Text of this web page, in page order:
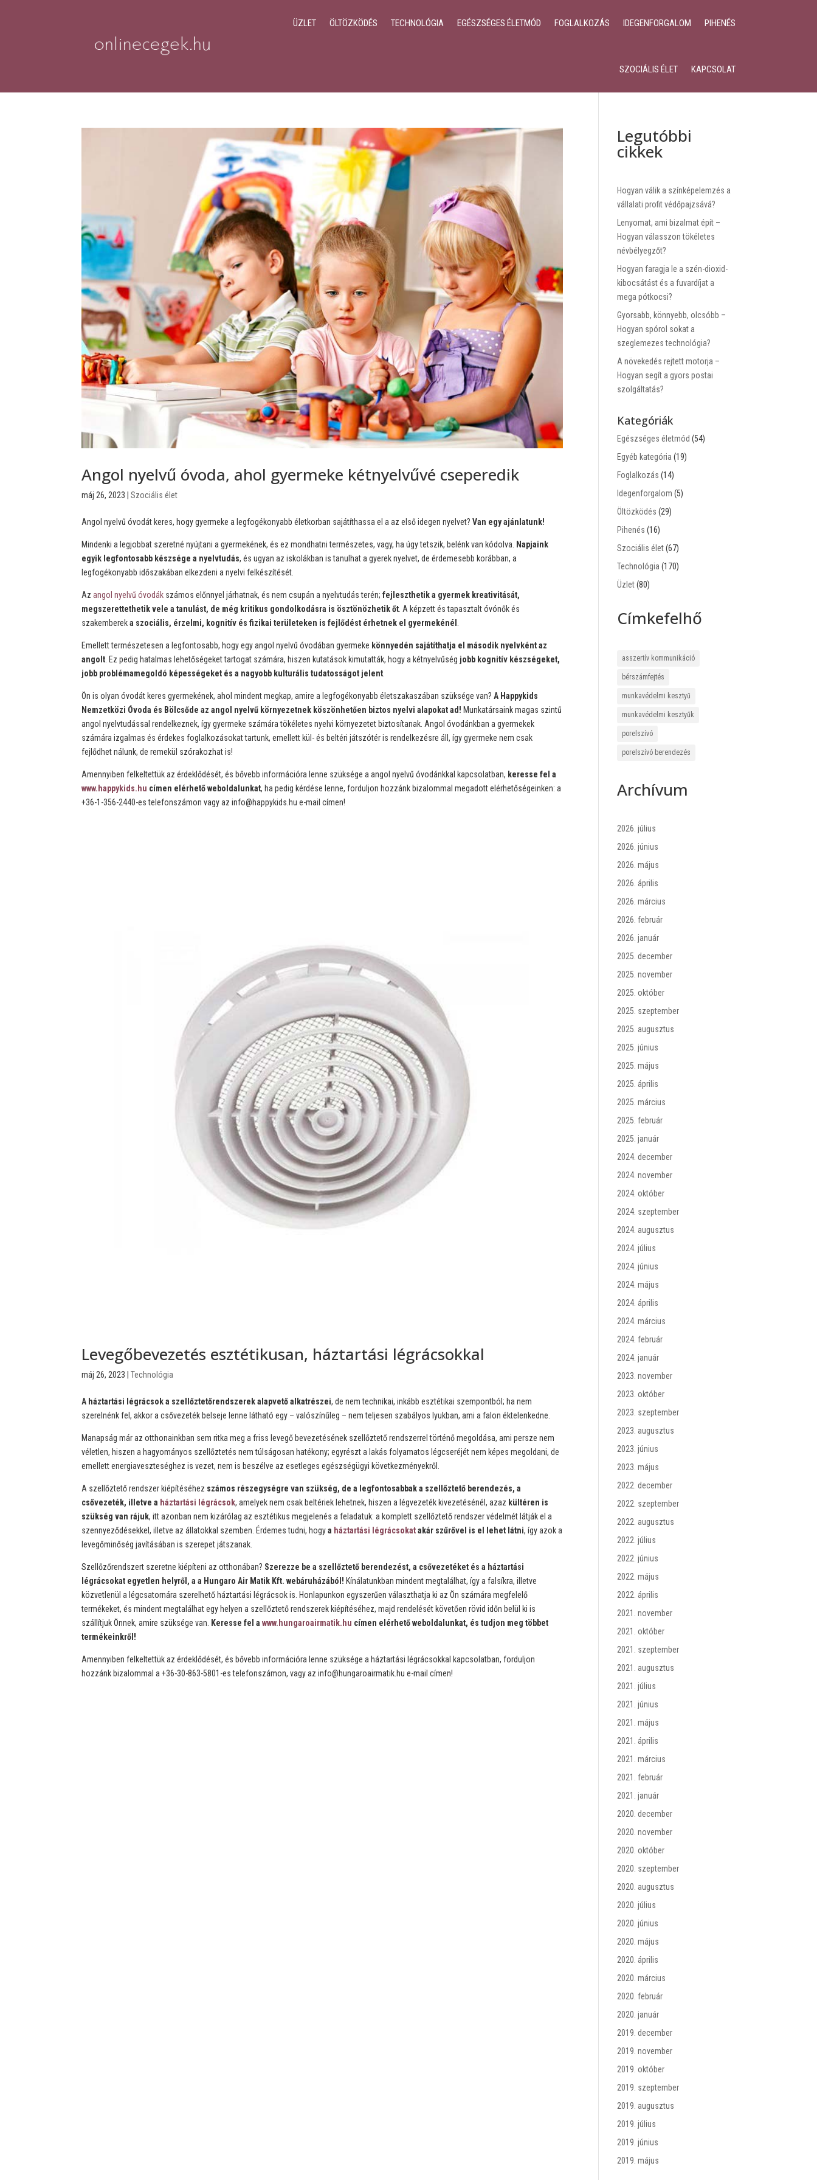
ÜZLET ÖLTÖZKÖDÉS TECHNOLÓGIA EGÉSZSÉGES ÉLETMÓD FOGLALKOZÁS IDEGENFORGALOM PIHENÉS
SZOCIÁLIS ÉLET KAPCSOLAT
Angol nyelvű óvoda, ahol gyermeke kétnyelvűvé cseperedik
máj 26, 2023 |Szociális élet
Angol nyelvű óvodát keres, hogy gyermeke a legfogékonyabb életkorban sajátíthassa el a az első idegen nyelvet?Van egy ajánlatunk!
Mindenki a legjobbat szeretné nyújtani a gyermekének, és ez mondhatni természetes, vagy, ha úgy tetszik, belénk van kódolva. Napjaink
egyik legfontosabb készsége a nyelvtudás, és ugyan az iskolákban is tanulhat a gyerek nyelvet, de érdemesebb korábban, a
legfogékonyabb időszakában elkezdeni a nyelvi felkészítését.
Azangol nyelvű óvodák számos előnnyel járhatnak, és nem csupán a nyelvtudás terén;fejleszthetik a gyermek kreativitását,
megszerettethetik vele a tanulást, de még kritikus gondolkodásra is ösztönözhetik őt. A képzett és tapasztalt óvónők és
szakembereka szociális, érzelmi, kognitív és fizikai területeken is fejlődést érhetnek el gyermekénél .
Emellett természetesen a legfontosabb, hogy egy angol nyelvű óvodában gyermeke könnyedén sajátíthatja el második nyelvként az
angolt. Ez pedig hatalmas lehetőségeket tartogat számára, hiszen kutatások kimutatták, hogy a kétnyelvűség jobb kognitív készségeket,
jobb problémamegoldó képességeket és a nagyobb kulturális tudatosságot jelent.
Ön is olyan óvodát keres gyermekének, ahol mindent megkap, amire a legfogékonyabb életszakaszában szüksége van?A Happykids
Nemzetközi Óvoda és Bölcsőde az angol nyelvű környezetnek köszönhetően biztos nyelvi alapokat ad! Munkatársaink magas szintű
angol nyelvtudással rendelkeznek, így gyermeke számára tökéletes nyelvi környezetet biztosítanak. Angol óvodánkban a gyermekek
számára izgalmas és érdekes foglalkozásokat tartunk, emellett kül- és beltéri játszótér is rendelkezésre áll, így gyermeke nem csak
fejlődhet nálunk, de remekül szórakozhat is!
Amennyiben felkeltettük az érdeklődését, és bővebb információra lenne szüksége a angol nyelvű óvodánkkal kapcsolatban, keresse fel a
www.happykids.hu címen elérhető weboldalunkat, ha pedig kérdése lenne, forduljon hozzánk bizalommal megadott elérhetőségeinken: a
+36-1-356-2440-es telefonszámon vagy az info@happykids.hu e-mail címen!
Levegőbevezetés esztétikusan, háztartási légrácsokkal
máj 26, 2023 |Technológia
A háztartási légrácsok a szellőztetőrendszerek alapvető alkatrészei, de nem technikai, inkább esztétikai szempontból; ha nem
szerelnénk fel, akkor a csővezeték belseje lenne látható egy – valószínűleg – nem teljesen szabályos lyukban, ami a falon éktelenkedne.
Manapság már az otthonainkban sem ritka meg a friss levegő bevezetésének szellőztető rendszerrel történő megoldása, ami persze nem
véletlen, hiszen a hagyományos szellőztetés nem túlságosan hatékony; egyrészt a lakás folyamatos légcseréjét nem képes megoldani, de
emellett energiaveszteséghez is vezet, nem is beszélve az esetleges egészségügyi következményekről.
A szellőztető rendszer kiépítéséhez számos részegységre van szükség, de a legfontosabbak a szellőztető berendezés, a
csővezeték, illetve a háztartási légrácsok, amelyek nem csak beltériek lehetnek, hiszen a légvezeték kivezetésénél, azaz kültéren is
szükség van rájuk, itt azonban nem kizárólag az esztétikus megjelenés a feladatuk: a komplett szellőztető rendszer védelmét látják el a
szennyeződésekkel, illetve az állatokkal szemben. Érdemes tudni, hogya háztartási légrácsokatakár szűrővel is el lehet látni, így azok a
levegőminőség javításában is szerepet játszanak.
Szellőzőrendszert szeretne kiépíteni az otthonában? Szerezze be a szellőztető berendezést, a csővezetéket és a háztartási
légrácsokat egyetlen helyről, a a Hungaro Air Matik Kft. webáruházából! Kínálatunkban mindent megtalálhat, így a falsíkra, illetve
közvetlenül a légcsatornára szerelhető háztartási légrácsok is. Honlapunkon egyszerűen választhatja ki az Ön számára megfelelő
termékeket, és mindent megtalálhat egy helyen a szellőztető rendszerek kiépítéséhez, majd rendelését követően rövid időn belül ki is
szállítjuk Önnek, amire szüksége van.
Keresse fel awww.hungaroairmatik.hu címen elérhető weboldalunkat, és tudjon meg többet
termékeinkről!
Amennyiben felkeltettük az érdeklődését, és bővebb információra lenne szüksége a háztartási légrácsokkal kapcsolatban, forduljon
hozzánk bizalommal a +36-30-863-5801-es telefonszámon, vagy az info@hungaroairmatik.hu e-mail címen!
Legutóbbi
cikkek
Hogyan válik a színképelemzés a
vállalati profit védőpajzsává?
Lenyomat, ami bizalmat épít –
Hogyan válasszon tökéletes
névbélyegzőt?
Hogyan faragja le a szén-dioxid-
kibocsátást és a fuvardíjat a
mega pótkocsi?
Gyorsabb, könnyebb, olcsóbb –
Hogyan spórol sokat a
szeglemezes technológia?
A növekedés rejtett motorja –
Hogyan segít a gyors postai
szolgáltatás?
Kategóriák
Egészséges életmód (54)
Egyéb kategória (19)
Foglalkozás (14)
Idegenforgalom (5)
Öltözködés (29)
Pihenés (16)
Szociális élet(67)
Technológia (170)
Üzlet(80)
Címkefelhő
asszertív kommunikáció
bérszámfejtés
munkavédelmi kesztyű
munkavédelmi kesztyűk
porelszívó
porelszívó berendezés
Archívum
2026. július
2026. június
2026. május
2026. április
2026. március
2026. február
2026. január
2025. december
2025. november
2025. október
2025. szeptember
2025. augusztus
2025. június
2025. május
2025. április
2025. március
2025. február
2025. január
2024. december
2024. november
2024. október
2024. szeptember
2024. augusztus
2024. július
2024. június
2024. május
2024. április
2024. március
2024. február
2024. január
2023. november
2023. október
2023. szeptember
2023. augusztus
2023. június
2023. május
2022. december
2022. szeptember
2022. augusztus
2022. július
2022. június
2022. május
2022. április
2021. november
2021. október
2021. szeptember
2021. augusztus
2021. július
2021. június
2021. május
2021. április
2021. március
2021. február
2021. január
2020. december
2020. november
2020. október
2020. szeptember
2020. augusztus
2020. július
2020. június
2020. május
2020. április
2020. március
2020. február
2020. január
2019. december
2019. november
2019. október
2019. szeptember
2019. augusztus
2019. július
2019. június
2019. május